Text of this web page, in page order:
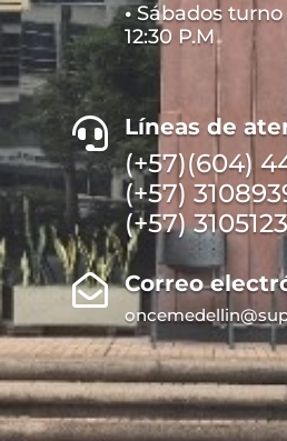
•Sábados turno
12:30 P.M
 Líneas de
(+57)(604)
(+57)
(+57)
 Correo